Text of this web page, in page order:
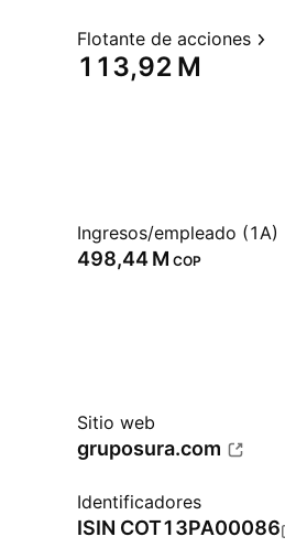
Flotante de acciones
‪113,92 M‬
Ingresos/empleado (1A)
‪498,44 M‬ COP
Sitio web
gruposura.com
Identificadores
ISIN COT13PA00086